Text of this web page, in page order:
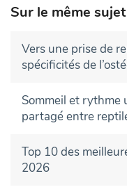
Sur le même
Vers une prise de
spécificités de
Sommeil et
partagé entre
Top 10 des
2026